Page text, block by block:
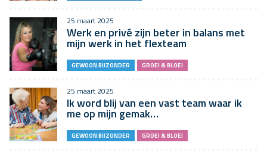
25 maart 2025
Werk en privé zijn beter in balans met
mijn werk in het flexteam
GEWOON BIJZONDER GROEI & BLOEI
25 maart 2025
Ik word blij van een vast team waar ik
me op mijn gemak…
GEWOON BIJZONDER GROEI & BLOEI